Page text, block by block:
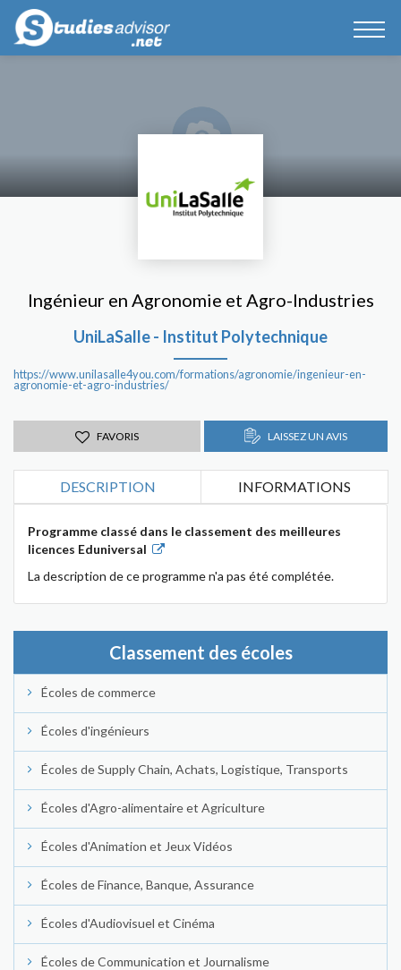
Ingénieur en Agronomie et Agro-Industries
UniLaSalle - Institut Polytechnique
https://www.unilasalle4you.com/formations/agronomie/ingenieur-en-
agronomie-et-agro-industries/
FAVORIS LAISSEZ UN AVIS
DESCRIPTION INFORMATIONS
Programme classé dans le classement des meilleures
licences Eduniversal
La description de ce programme n'a pas été complétée.
Classement des écoles
Écoles de commerce
Écoles d'ingénieurs
Écoles de Supply Chain, Achats, Logistique, Transports
Écoles d'Agro-alimentaire et Agriculture
Écoles d'Animation et Jeux Vidéos
Écoles de Finance, Banque, Assurance
Écoles d'Audiovisuel et Cinéma
Écoles de Communication et Journalisme